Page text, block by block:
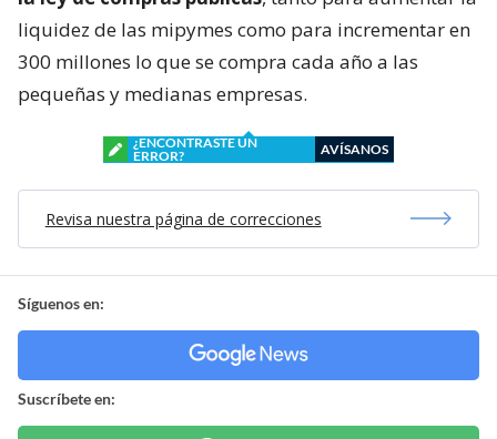
liquidez de las mipymes como para incrementar en
300 millones lo que se compra cada año a las
pequeñas y medianas empresas.
¿ENCONTRASTE UN
ERROR?
AVÍSANOS
Revisa nuestra página de correcciones
Síguenos en:
Suscríbete en: